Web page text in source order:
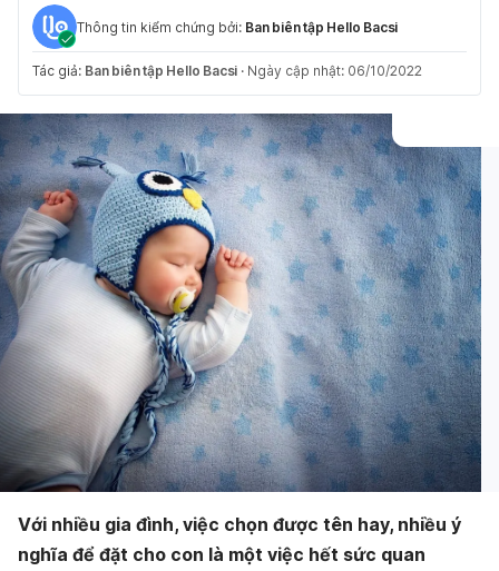
Thông tin kiểm chứng bởi: Ban biên tập Hello Bacsi
Tác giả: Ban biên tập Hello Bacsi · Ngày cập nhật: 06/10/2022
Với nhiều gia đình, việc chọn được tên hay, nhiều ý
nghĩa để đặt cho con là một việc hết sức quan